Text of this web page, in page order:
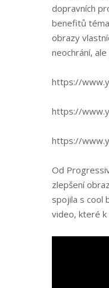
dopravních
benefitů
obrazy
neochrání,
https://
https://
https://
Od
zlepšení
spojila s cool
video, které k